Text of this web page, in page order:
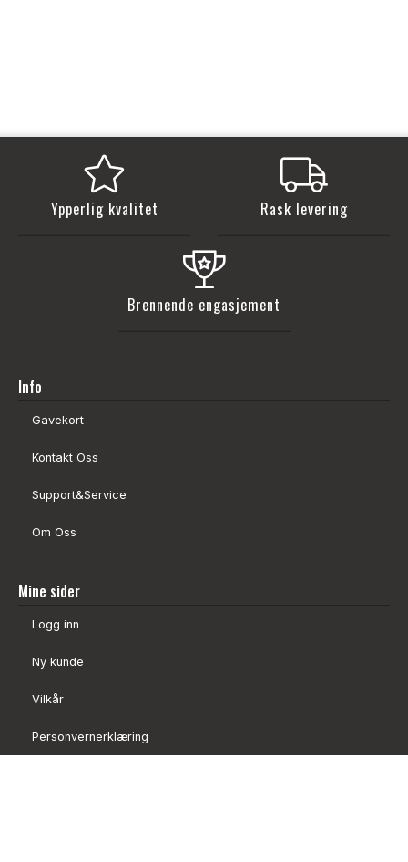
Ypperlig kvalitet Rask levering
Brennende engasjement
Info
Gavekort
Kontakt Oss
Support&Service
Om Oss
Mine sider
Logg inn
Ny kunde
Vilkår
Personvernerklæring